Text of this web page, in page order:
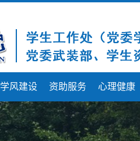
学风建设 资助服务 心理健康